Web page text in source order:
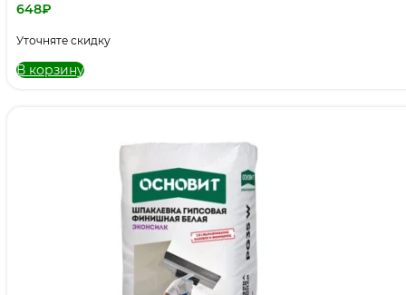
648₽
Уточняте скидку
В корзину